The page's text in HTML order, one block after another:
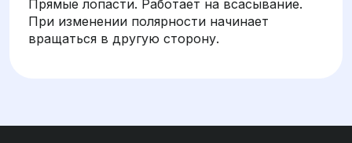
Прямые лопасти. Работает на всасывание.
При изменении полярности начинает
вращаться в другую сторону.